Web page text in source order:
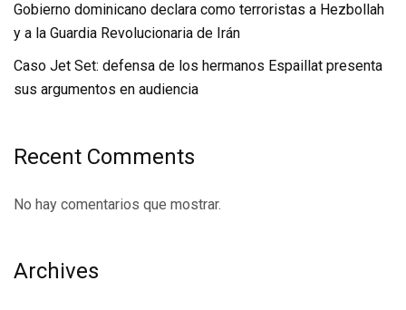
Gobierno dominicano declara como terroristas a Hezbollah
y a la Guardia Revolucionaria de Irán
Caso Jet Set: defensa de los hermanos Espaillat presenta
sus argumentos en audiencia
Recent Comments
No hay comentarios que mostrar.
Archives